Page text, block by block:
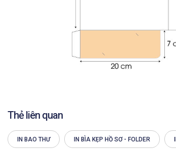
Thẻ liên quan
IN BAO THƯ IN BÌA KẸP HỒ SƠ - FOLDER